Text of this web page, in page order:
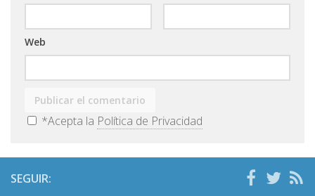
Web
*Acepta la Política de Privacidad
SEGUIR: